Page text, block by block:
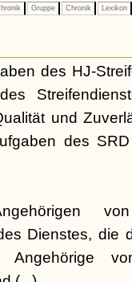
Gruppe Chronik Lexikon
des HJ-
und
des
von
Dienstes, die
von